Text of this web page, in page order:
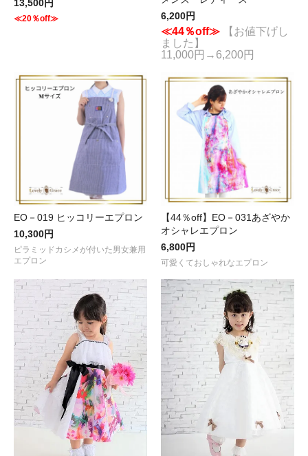
13,500円
≪20％off≫
6,200円
≪44％off≫ 【お値下げし
ました】
11,000円→6,200円
EO－019 ヒッコリーエプロン
10,300円
ピラミッドカシメが付いた男女兼用
エプロン
【44％off】EO－031あざやか
オシャレエプロン
6,800円
可愛くておしゃれなエプロン